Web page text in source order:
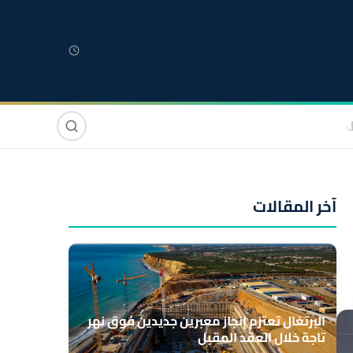
صوت وصورة
آخر المقالات
البرتغال تعتزم إنجاز معبرين جديدين فوق نهر
تاجة خلال العقد المقبل